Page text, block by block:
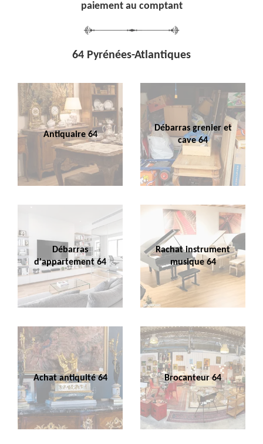
paiement au comptant
64 Pyrénées-Atlantiques
Antiquaire 64
Débarras grenier et
cave 64
Débarras
d'appartement 64
Rachat instrument
musique 64
Achat antiquité 64 Brocanteur 64